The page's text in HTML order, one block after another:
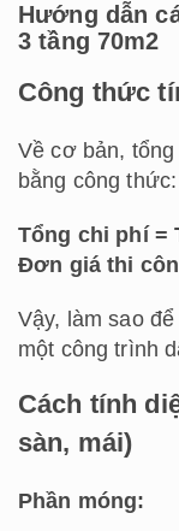
Hướng dẫn
3 tầng 70m2
Công thức
Về cơ bản,
bằng công thức:
Tổng chi phí =
Đơn giá thi
Vậy, làm sao
một công trình
Cách tính
sàn, mái)
Phần móng: